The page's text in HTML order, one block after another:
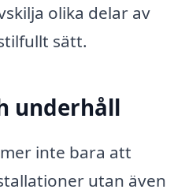
olika delar av
sätt.
underhåll
inte bara att
utan även